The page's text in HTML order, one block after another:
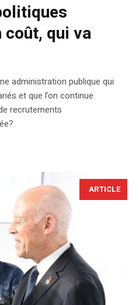
qui va
administration publique qui
et que l’on continue
recrutements
ARTICLE